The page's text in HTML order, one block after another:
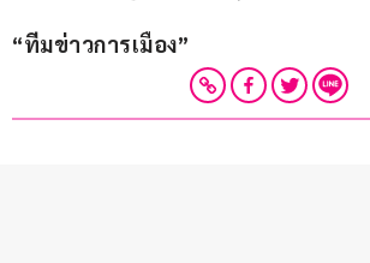
“ทีมข่าวการเมือง”